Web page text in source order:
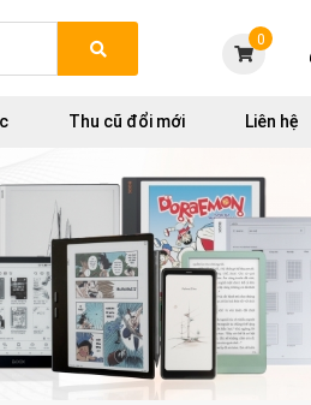
0
Thu cũ đổi mới Liên hệ